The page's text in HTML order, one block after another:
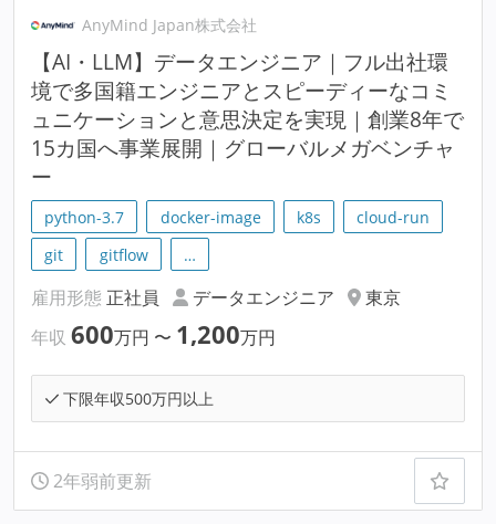
AnyMind Japan株式会社
【AI・LLM】データエンジニア｜フル出社環
境で多国籍エンジニアとスピーディーなコミ
ュニケーションと意思決定を実現｜創業8年で
15カ国へ事業展開｜グローバルメガベンチャ
ー
python-3.7 docker-image k8s
cloud-run
git
gitflow …
雇用形態 正社員 データエンジニア
東京
年収 600万円 〜 1,200万円
下限年収500万円以上
2年弱前更新